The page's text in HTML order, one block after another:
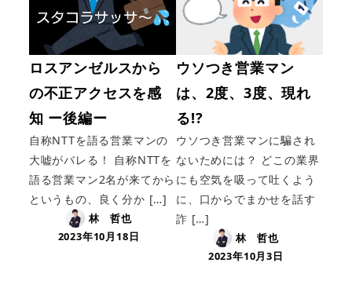
ロスアンゼルスから
の不正アクセスを感
知 ー後編ー
自称NTTを語る営業マンの
大嘘がバレる！ 自称NTTを
語る営業マン2名が来てから
というもの、良く分か […]
林 哲也
2023年10月18日
ウソつき営業マン
は、2度、3度、現れ
る!?
ウソつき営業マンに騙され
ないためには？ どこの業界
にも空気を吸って吐くよう
に、口からでまかせを話す
詐 […]
林 哲也
2023年10月3日